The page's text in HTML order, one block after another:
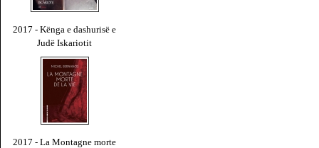
2017 - Kënga e dashurisë e
Judë Iskariotit
2017 - La Montagne morte